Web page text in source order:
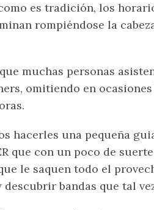
es tradición, los
rompiéndose la
muchas personas
omitiendo en
hacerles una pequeña
que con un poco de
le saquen todo el
bandas que tal